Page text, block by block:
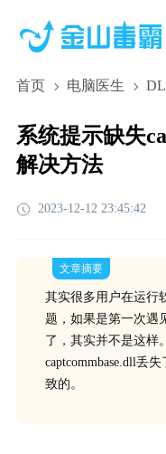
首页 电脑医生
系统提示缺失
解决方法
2023-12-12 23:45:42
文章摘要
其实很多用户在运行
题，如果是第一次遇
了，其实并不是这样
captcommbase.dll丢
致的。